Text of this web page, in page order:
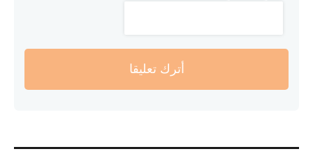
أترك تعليقا